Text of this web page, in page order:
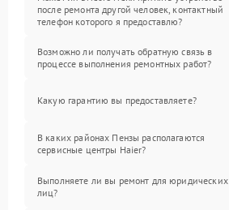
после ремонта другой человек, контактный
телефон которого я предоставлю?
Возможно ли получать обратную связь в
процессе выполнения ремонтных работ?
Какую гарантию вы предоставляете?
В каких районах Пензы располагаются
сервисные центры Haier?
Выполняете ли вы ремонт для юридических
лиц?